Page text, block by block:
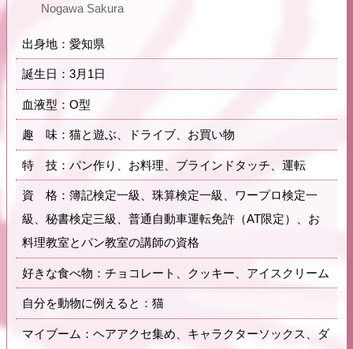
Nogawa Sakura
出身地：愛知県
誕生日：3月1日
血液型：O型
趣 味：猫と遊ぶ、ドライブ、お買い物
特 技：パン作り、お料理、ブラインドタッチ、運転
資 格：簿記検定一級、珠算検定一級、ワープロ検定一
級、秘書検定三級、普通自動車運転免許（AT限定）、お
料理教室とパン教室の講師の資格
好きな食べ物：チョコレート、クッキー、アイスクリーム
自分を動物に例えると：猫
マイブーム：ヘアアクセ集め、キャラクターソックス、ダ